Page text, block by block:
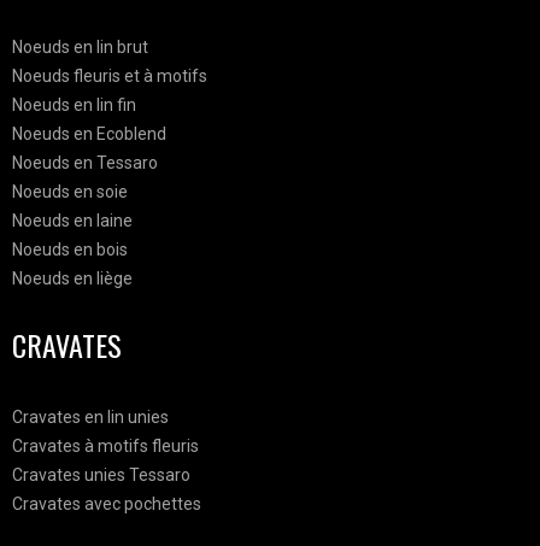
Noeuds en lin brut
Noeuds fleuris et à motifs
Noeuds en lin fin
Noeuds en Ecoblend
Noeuds en Tessaro
Noeuds en soie
Noeuds en laine
Noeuds en bois
Noeuds en liège
CRAVATES
Cravates en lin unies
Cravates à motifs fleuris
Cravates unies Tessaro
Cravates avec pochettes